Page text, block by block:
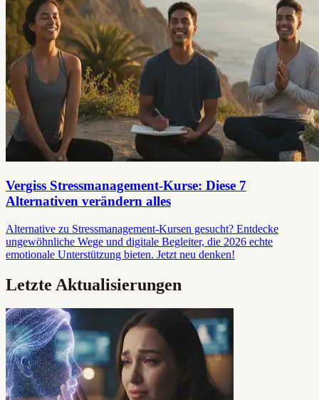
Vergiss Stressmanagement-Kurse: Diese 7
Alternativen verändern alles
Alternative zu Stressmanagement-Kursen gesucht? Entdecke
ungewöhnliche Wege und digitale Begleiter, die 2026 echte
emotionale Unterstützung bieten. Jetzt neu denken!
Letzte Aktualisierungen